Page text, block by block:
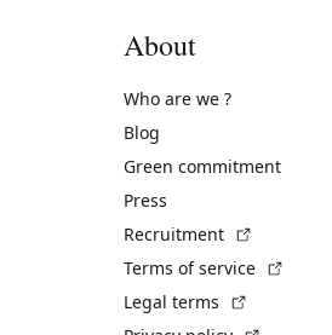
About
Who are we ?
Blog
Green commitment
Press
Recruitment
Terms of service
Legal terms